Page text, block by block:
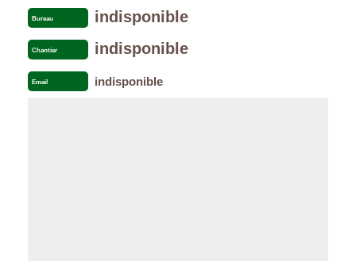
Bureau indisponible
Chantier indisponible
Email indisponible